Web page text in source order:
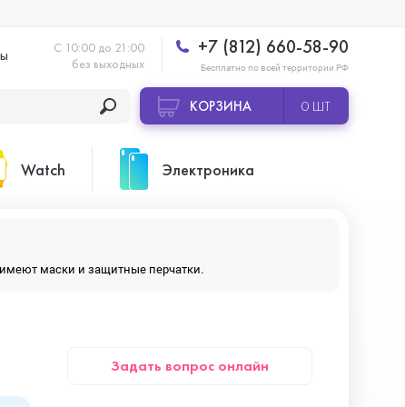
С 10:00 до 21:00
без выходных
+7 (812) 660-58-90
Бесплатно по всей территории РФ
КОРЗИНА 0 ШТ
Watch Электроника
имеют маски и защитные перчатки.
Задать вопрос онлайн